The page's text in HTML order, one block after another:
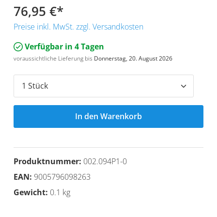
76,95 €*
Preise inkl. MwSt. zzgl. Versandkosten
Verfügbar in 4 Tagen
voraussichtliche Lieferung bis Donnerstag, 20. August 2026
In den Warenkorb
Produktnummer: 002.094P1-0
EAN: 9005796098263
Gewicht: 0.1 kg